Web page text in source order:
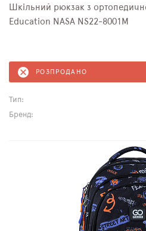
Шкільний рюкзак з
Education NASA NS22-8001M
РОЗПРОДАНО
Тип:
Бренд: